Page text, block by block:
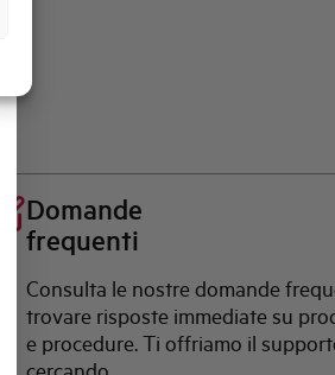
Domande
frequenti
Consulta le nostre domande
trovare risposte immediate su
e procedure. Ti offriamo il